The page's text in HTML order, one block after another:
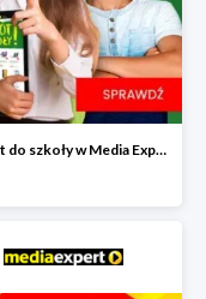
Powrót do szkoły w Media Expert do -80%